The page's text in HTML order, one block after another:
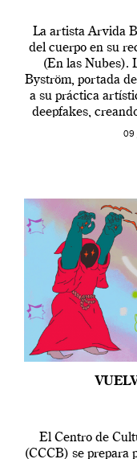
La artista Arvida
del cuerpo en su
(En las Nubes).
Byström, portada
a su práctica
deepfakes,
09
El Centro de
(CCCB) se prepara